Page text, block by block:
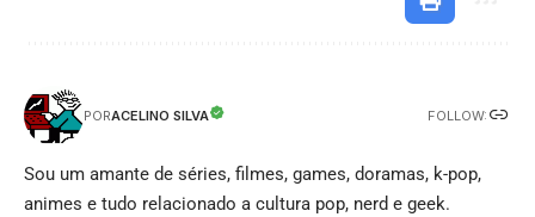
PORACELINO SILVA FOLLOW:
Sou um amante de séries, filmes, games, doramas, k-pop,
animes e tudo relacionado a cultura pop, nerd e geek.